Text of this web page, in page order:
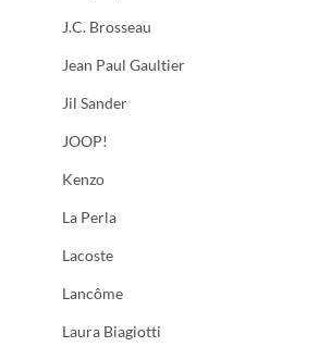
J.C. Brosseau
Jean Paul Gaultier
Jil Sander
JOOP!
Kenzo
La Perla
Lacoste
Lancôme
Laura Biagiotti